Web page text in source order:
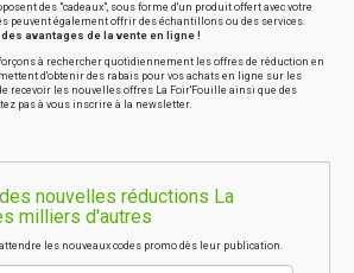
des "cadeaux", sous forme d'un produit offert avec votre
peuvent également offrir des échantillons ou des services.
avantages de la vente en ligne !
à rechercher quotidiennement les offres de réduction en
d'obtenir des rabais pour vos achats en ligne sur les
recevoir les nouvelles offres La Foir'Fouille ainsi que des
pas à vous inscrire à la newsletter.
nouvelles réductions La
milliers d'autres
les nouveaux codes promo dès leur publication.